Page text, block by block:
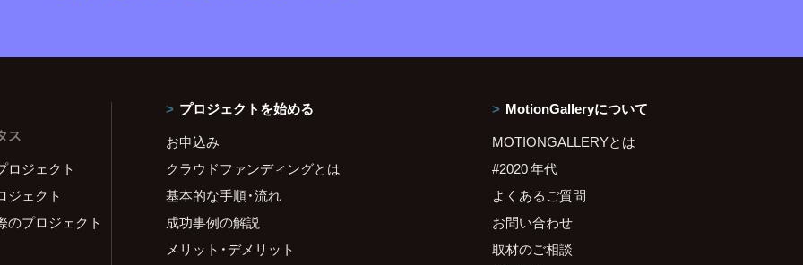
ス
ロジェクト
ジェクト
のプロジェクト
プロジェクトを始める
お申込み
クラウドファンディングとは
基本的な手順・流れ
成功事例の解説
メリット・デメリット
MotionGalleryについて
MOTIONGALLERYとは
#2020 年代
よくあるご質問
お問い合わせ
取材のご相談